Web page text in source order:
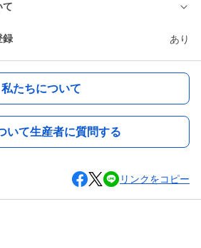
て
録 あり
私たちについて
いて生産者に質問する
リンクをコピー